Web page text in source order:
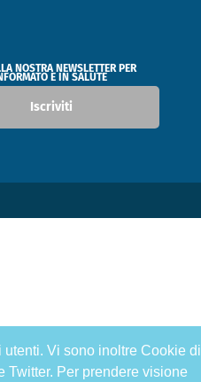
Vi sono inoltre Cookie di
Per prendere visione
NOSTRA NEWSLETTER PER
E IN SALUTE
Iscriviti